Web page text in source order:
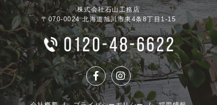
株式会社石山工務店
〒070-0024 北海道旭川市東4条8丁目1-15